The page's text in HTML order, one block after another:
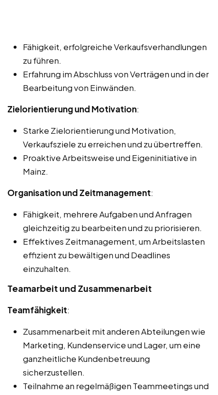
Fähigkeit, erfolgreiche Verkaufsverhandlungen
zu führen.
Erfahrung im Abschluss von Verträgen und in der
Bearbeitung von Einwänden.
Zielorientierung und Motivation:
Starke Zielorientierung und Motivation,
Verkaufsziele zu erreichen und zu übertreffen.
Proaktive Arbeitsweise und Eigeninitiative in
Mainz.
Organisation und Zeitmanagement:
Fähigkeit, mehrere Aufgaben und Anfragen
gleichzeitig zu bearbeiten und zu priorisieren.
Effektives Zeitmanagement, um Arbeitslasten
effizient zu bewältigen und Deadlines
einzuhalten.
Teamarbeit und Zusammenarbeit
Teamfähigkeit:
Zusammenarbeit mit anderen Abteilungen wie
Marketing, Kundenservice und Lager, um eine
ganzheitliche Kundenbetreuung
sicherzustellen.
Teilnahme an regelmäßigen Teammeetings und